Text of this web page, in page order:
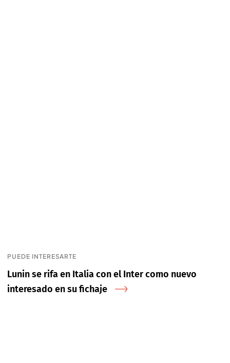
PUEDE INTERESARTE
Lunin se rifa en Italia con el Inter como nuevo
interesado en su fichaje